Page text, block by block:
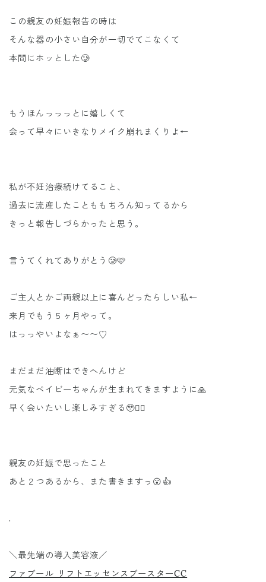
この親友の妊娠報告の時は
そんな器の小さい自分が一切でてこなくて
本間にホッとした🥲
もうほんっっっとに嬉しくて
会って早々にいきなりメイク崩れまくりよ←
私が不妊治療続けてること、
過去に流産したことももちろん知ってるから
きっと報告しづらかったと思う。
言うてくれてありがとう🥲🩷
ご主人とかご両親以上に喜んどったらしい私←
来月でもう５ヶ月やって。
はっっやいよなぁ〜〜♡
まだまだ油断はできへんけど
元気なベイビーちゃんが生まれてきますように🙏
早く会いたいし楽しみすぎる🥹❤️‍🔥
親友の妊娠で思ったこと
あと２つあるから、また書きますっ😮👍
.
＼最先端の導入美容液／
ファブール リフトエッセンスブースターCC